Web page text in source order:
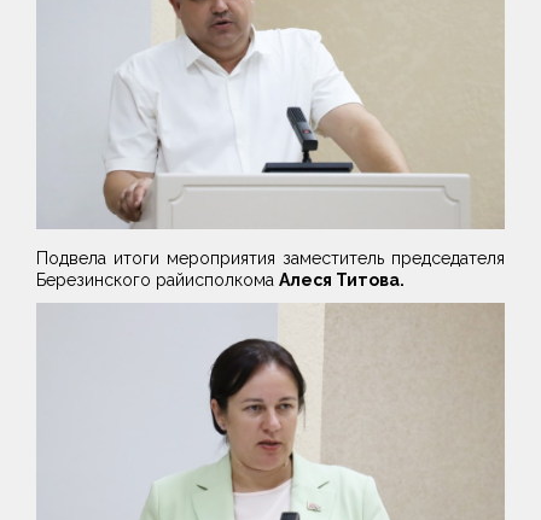
Подвела итоги мероприятия заместитель председателя
Березинского райисполкома Алеся Титова.